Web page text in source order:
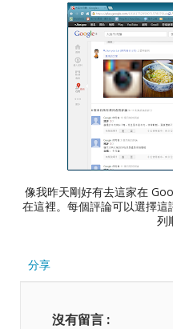
像我昨天剛好有去這家在
在這裡。每個評論可以選擇
列
分享
沒有留言 :